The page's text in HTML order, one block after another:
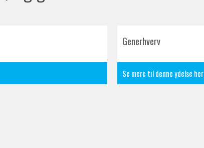
Generhverv
Se mere til denne ydelse her​